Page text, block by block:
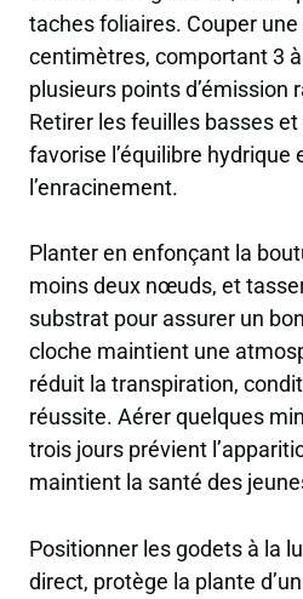
taches foliaires. Couper
centimètres, comportant 3
plusieurs points d’émission
Retirer les feuilles basses
favorise l’équilibre hydrique
l’enracinement.
Planter en enfonçant la
moins deux nœuds, et
substrat pour assurer un
cloche maintient une
réduit la transpiration,
réussite. Aérer quelques
trois jours prévient
maintient la santé des
Positionner les godets à la
direct, protège la plante